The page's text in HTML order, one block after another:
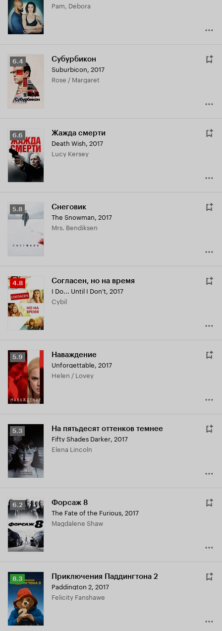
5.9
Pam, Debora
Рейтинг
Кинопоиска
6.4
6.4 Субурбикон
Suburbicon, 2017
Rose / Margaret
Рейтинг
Кинопоиска
6.6
6.6 Жажда смерти
Death Wish, 2017
Lucy Kersey
Рейтинг
Кинопоиска
5.8 Снеговик
The Snowman, 2017
Mrs. Bendiksen
Рейтинг
Кинопоиска
4.8
4.8 Согласен, но на время
I Do... Until I Don't, 2017
Cybil
Рейтинг
Кинопоиска
5.9
5.9 Наваждение
Unforgettable, 2017
Helen / Lovey
Рейтинг
Кинопоиска
5.3
5.3 На пятьдесят оттенков темнее
Fifty Shades Darker, 2017
Elena Lincoln
Рейтинг
Кинопоиска
6.2
6.2 Форсаж 8
The Fate of the Furious, 2017
Magdalene Shaw
Рейтинг
Кинопоиска
8.3
8.3 Приключения Паддингтона 2
Paddington 2, 2017
Felicity Fanshawe